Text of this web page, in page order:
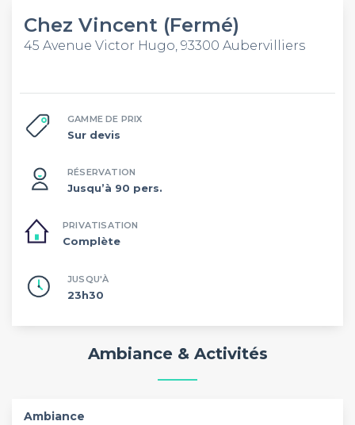
Chez Vincent (Fermé)
45 Avenue Victor Hugo, 93300 Aubervilliers
GAMME DE PRIX
Sur devis
RÉSERVATION
Jusqu’à 90 pers.
PRIVATISATION
Complète
JUSQU'À
23h30
Ambiance & Activités
Ambiance